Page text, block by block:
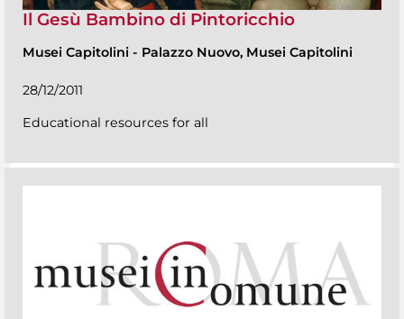
Il Gesù Bambino di Pintoricchio
Musei Capitolini - Palazzo Nuovo, Musei Capitolini
28/12/2011
Educational resources for all